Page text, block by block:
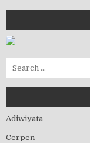
Search for:
Adiwiyata
Cerpen